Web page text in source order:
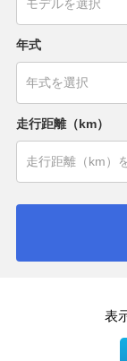
年式
走行距離（km）
表